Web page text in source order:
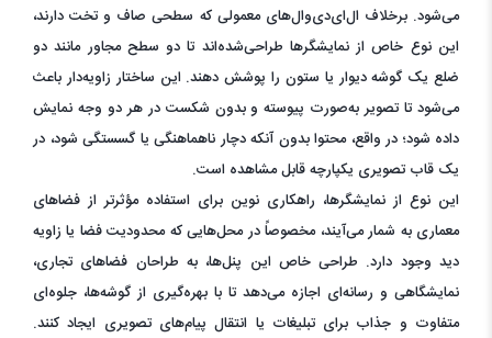
می‌شود. برخلاف ال‌ای‌دی‌وال‌های معمولی که سطحی صاف و تخت دارند،
این نوع خاص از نمایشگرها طراحی‌شده‌اند تا دو سطح مجاور مانند دو
ضلع یک گوشه دیوار یا ستون را پوشش دهند. این ساختار زاویه‌دار باعث
می‌شود تا تصویر به‌صورت پیوسته و بدون شکست در هر دو وجه نمایش
داده شود؛ در واقع، محتوا بدون آنکه دچار ناهماهنگی یا گسستگی شود، در
یک قاب تصویری یکپارچه قابل مشاهده است.
این نوع از نمایشگرها، راهکاری نوین برای استفاده مؤثرتر از فضاهای
معماری به شمار می‌آیند، مخصوصاً در محل‌هایی که محدودیت فضا یا زاویه
دید وجود دارد. طراحی خاص این پنل‌ها، به طراحان فضاهای تجاری،
نمایشگاهی و رسانه‌ای اجازه می‌دهد تا با بهره‌گیری از گوشه‌ها، جلوه‌ای
متفاوت و جذاب برای تبلیغات یا انتقال پیام‌های تصویری ایجاد کنند.